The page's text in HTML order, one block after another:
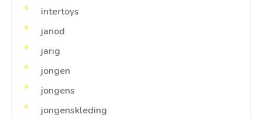
intertoys
janod
jarig
jongen
jongens
jongenskleding